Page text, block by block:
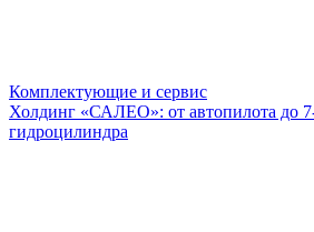
Комплектующие и сервис
Холдинг «САЛЕО»: от автопилота до
гидроцилиндра